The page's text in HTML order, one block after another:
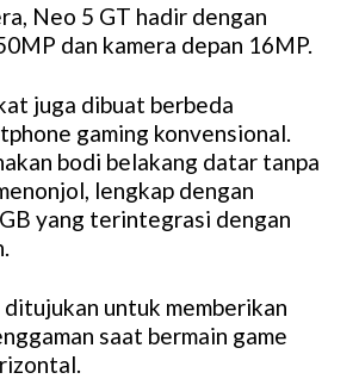
Neo 5 GT hadir dengan
dan kamera depan 16MP.
juga dibuat berbeda
gaming konvensional.
bodi belakang datar tanpa
lengkap dengan
yang terintegrasi dengan
untuk memberikan
saat bermain game